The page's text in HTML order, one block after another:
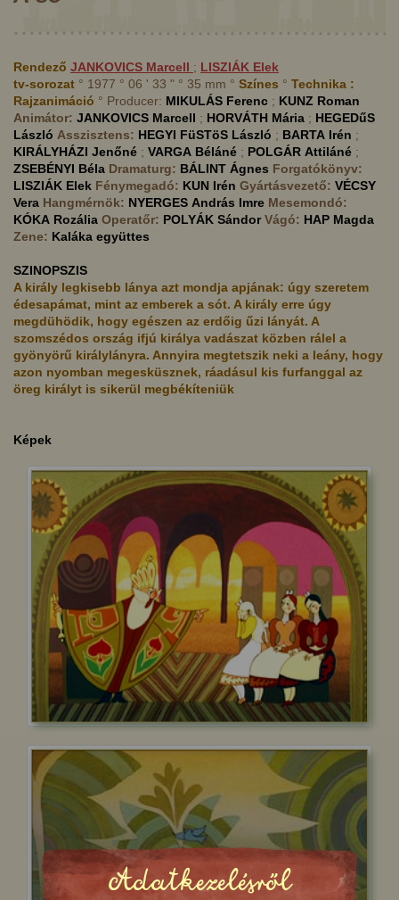
Rendező JANKOVICS Marcell ; LISZIÁK Elek
tv-sorozat ° 1977 ° 06 ' 33 " ° 35 mm ° Színes ° Technika :
Rajzanimáció ° Producer: MIKULÁS Ferenc ; KUNZ Roman
Animátor: JANKOVICS Marcell ; HORVÁTH Mária ; HEGEDűS
László Asszisztens: HEGYI FüSTöS László ; BARTA Irén ;
KIRÁLYHÁZI Jenőné ; VARGA Béláné ; POLGÁR Attiláné ;
ZSEBÉNYI Béla Dramaturg: BÁLINT Ágnes Forgatókönyv:
LISZIÁK Elek Fénymegadó: KUN Irén Gyártásvezető: VÉCSY
Vera Hangmérnök: NYERGES András Imre Mesemondó:
KÓKA Rozália Operatőr: POLYÁK Sándor Vágó: HAP Magda
Zene: Kaláka együttes
SZINOPSZIS
A király legkisebb lánya azt mondja apjának: úgy szeretem
édesapámat, mint az emberek a sót. A király erre úgy
megdühödik, hogy egészen az erdőig űzi lányát. A
szomszédos ország ifjú királya vadászat közben rálel a
gyönyörű királylányra. Annyira megtetszik neki a leány, hogy
azon nyomban megesküsznek, ráadásul kis furfanggal az
öreg királyt is sikerül megbékíteniük
Képek
Adatkezelésről